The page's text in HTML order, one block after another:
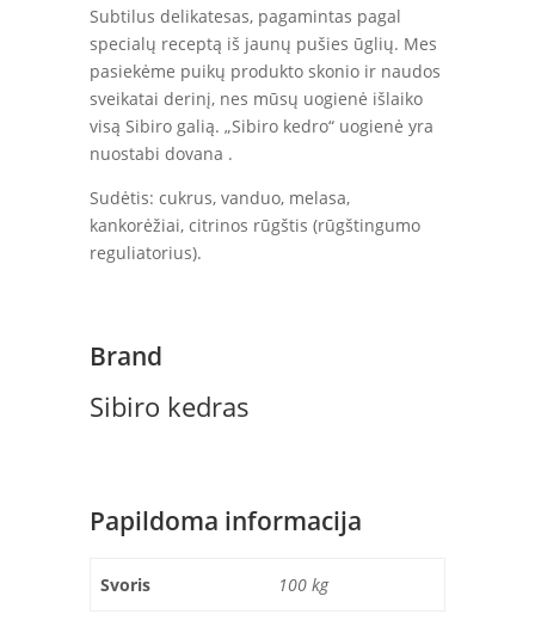
Subtilus delikatesas, pagamintas pagal
specialų receptą iš jaunų pušies ūglių. Mes
pasiekėme puikų produkto skonio ir naudos
sveikatai derinį, nes mūsų uogienė išlaiko
visą Sibiro galią. „Sibiro kedro“ uogienė yra
nuostabi dovana .
Sudėtis: cukrus, vanduo, melasa,
kankorėžiai, citrinos rūgštis (rūgštingumo
reguliatorius).
Brand
Sibiro kedras
Papildoma informacija
Svoris 100 kg